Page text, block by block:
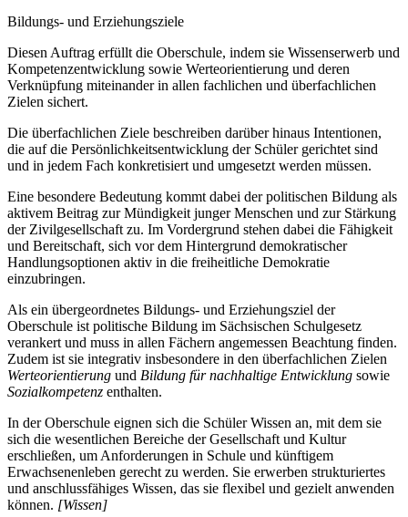
Bildungs- und Erziehungsziele
Diesen Auftrag erfüllt die Oberschule, indem sie Wissenserwerb und
Kompetenzentwicklung sowie Werteorientierung und deren
Verknüpfung miteinander in allen fachlichen und überfachlichen
Zielen sichert.
Die überfachlichen Ziele beschreiben darüber hinaus Intentionen,
die auf die Persönlichkeitsentwicklung der Schüler gerichtet sind
und in jedem Fach konkretisiert und umgesetzt werden müssen.
Eine besondere Bedeutung kommt dabei der politischen Bildung als
aktivem Beitrag zur Mündigkeit junger Menschen und zur Stärkung
der Zivilgesellschaft zu. Im Vordergrund stehen dabei die Fähigkeit
und Bereitschaft, sich vor dem Hintergrund demokratischer
Handlungsoptionen aktiv in die freiheitliche Demokratie
einzubringen.
Als ein übergeordnetes Bildungs- und Erziehungsziel der
Oberschule ist politische Bildung im Sächsischen Schulgesetz
verankert und muss in allen Fächern angemessen Beachtung finden.
Zudem ist sie integrativ insbesondere in den überfachlichen Zielen
Werteorientierung und Bildung für nachhaltige Entwicklung sowie
Sozialkompetenz enthalten.
In der Oberschule eignen sich die Schüler Wissen an, mit dem sie
sich die wesentlichen Bereiche der Gesellschaft und Kultur
erschließen, um Anforderungen in Schule und künftigem
Erwachsenenleben gerecht zu werden. Sie erwerben strukturiertes
und anschlussfähiges Wissen, das sie flexibel und gezielt anwenden
können. [Wissen]